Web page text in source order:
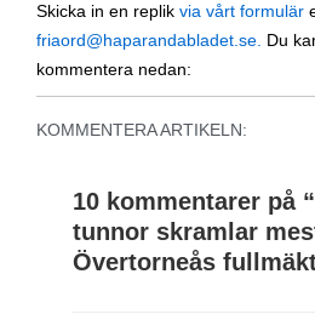
Skicka in en replik via vårt formulär
friaord@haparandabladet.se. Du
kommentera nedan:
KOMMENTERA ARTIKELN:
10 kommentarer på “
tunnor skramlar
Övertorneås